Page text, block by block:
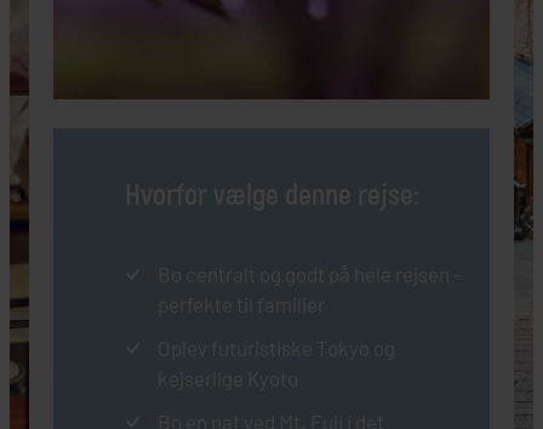
Hvorfor vælge denne rejse:
Bo centralt og godt på hele rejsen -
perfekte til familier
Oplev futuristiske Tokyo og
kejserlige Kyoto
Bo en nat ved Mt. Fuji i det